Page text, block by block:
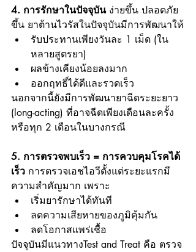
4. การรักษาในปัจจุบัน ง่ายขึ้น ปลอดภัย
ขึ้น ยาต้านไวรัสในปัจจุบันมีการพัฒนาให้
รับประทานเพียงวันละ 1 เม็ด (ใน
หลายสูตรยา)
ผลข้างเคียงน้อยลงมาก
ออกฤทธิ์ได้ดีและรวดเร็ว
นอกจากนี้ยังมีการพัฒนายาฉีดระยะยาว
(long-acting) ที่อาจฉีดเพียงเดือนละครั้ง
หรือทุก 2 เดือนในบางกรณี
5. การตรวจพบเร็ว = การควบคุมโรคได้
เร็ว การตรวจเอชไอวีตั้งแต่ระยะแรกมี
ความสำคัญมาก เพราะ
เริ่มยารักษาได้ทันที
ลดความเสียหายของภูมิคุ้มกัน
ลดโอกาสแพร่เชื้อ
ปัจจุบันมีแนวทางTest and Treat คือ ตรวจ